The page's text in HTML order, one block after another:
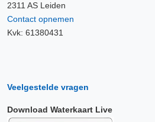
2311 AS Leiden
Contact opnemen
Kvk: 61380431
Veelgestelde vragen
Download Waterkaart Live